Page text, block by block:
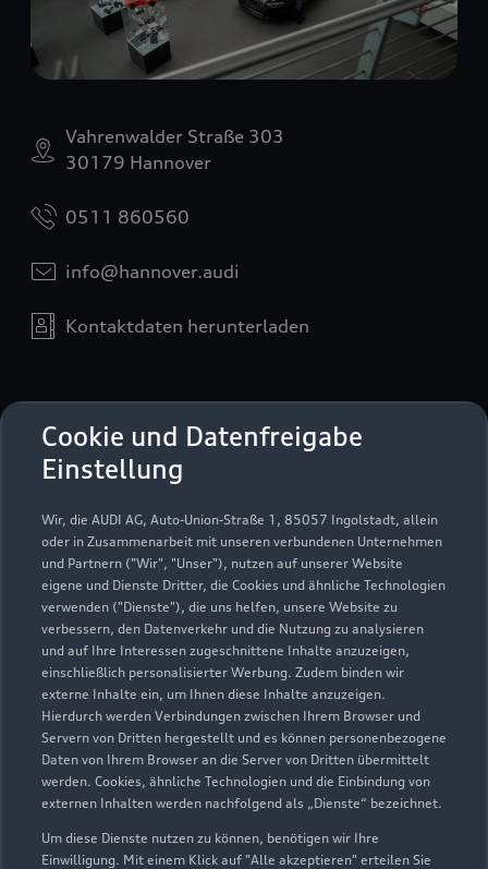
Cookie und Datenfreigabe
Einstellung
Wir, die AUDI AG, Auto-Union-Straße 1, 85057 Ingolstadt, allein
oder in Zusammenarbeit mit unseren verbundenen Unternehmen
und Partnern ("Wir", "Unser"), nutzen auf unserer Website
eigene und Dienste Dritter, die Cookies und ähnliche Technologien
verwenden ("Dienste"), die uns helfen, unsere Website zu
verbessern, den Datenverkehr und die Nutzung zu analysieren
und auf Ihre Interessen zugeschnittene Inhalte anzuzeigen,
einschließlich personalisierter Werbung. Zudem binden wir
externe Inhalte ein, um Ihnen diese Inhalte anzuzeigen.
Hierdurch werden Verbindungen zwischen Ihrem Browser und
Servern von Dritten hergestellt und es können personenbezogene
Daten von Ihrem Browser an die Server von Dritten übermittelt
werden. Cookies, ähnliche Technologien und die Einbindung von
externen Inhalten werden nachfolgend als „Dienste“ bezeichnet.
Um diese Dienste nutzen zu können, benötigen wir Ihre
Einwilligung. Mit einem Klick auf "Alle akzeptieren" erteilen Sie
Vahrenwalder Straße 303
30179 Hannover
0511 860560
info@hannover.audi
Kontaktdaten herunterladen
Öffnungszeiten
Geschlossen,öffnet amMontag 09:00
Service
Geschlossen,öffnet am Montag 07:00